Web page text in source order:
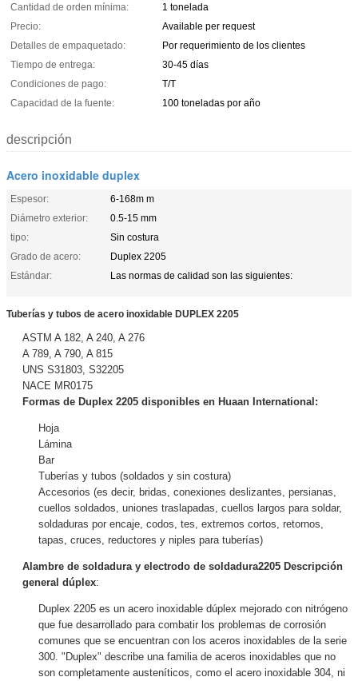
Cantidad de orden mínima:
1 tonelada
Precio:
Available per request
Detalles de empaquetado:
Por requerimiento de los clientes
Tiempo de entrega:
30-45 días
Condiciones de pago:
T/T
Capacidad de la fuente:
100 toneladas por año
descripción
Acero inoxidable duplex
Espesor:
6-168m m
Diámetro exterior:
0.5-15 mm
tipo:
Sin costura
Grado de acero:
Duplex 2205
Estándar:
Las normas de calidad son las siguientes:
Tuberías y tubos de acero inoxidable DUPLEX 2205
ASTM A 182, A 240, A 276
A 789, A 790, A 815
UNS S31803, S32205
NACE MR0175
Formas de Duplex 2205 disponibles en Huaan International:
Hoja
Lámina
Bar
Tuberías y tubos (soldados y sin costura)
Accesorios (es decir, bridas, conexiones deslizantes, persianas,
cuellos soldados, uniones traslapadas, cuellos largos para soldar,
soldaduras por encaje, codos, tes, extremos cortos, retornos,
tapas, cruces, reductores y niples para tuberías)
Alambre de soldadura y electrodo de soldadura2205 Descripción
general dúplex:
Duplex 2205 es un acero inoxidable dúplex mejorado con nitrógeno
que fue desarrollado para combatir los problemas de corrosión
comunes que se encuentran con los aceros inoxidables de la serie
300. "Duplex" describe una familia de aceros inoxidables que no
son completamente austeníticos, como el acero inoxidable 304, ni